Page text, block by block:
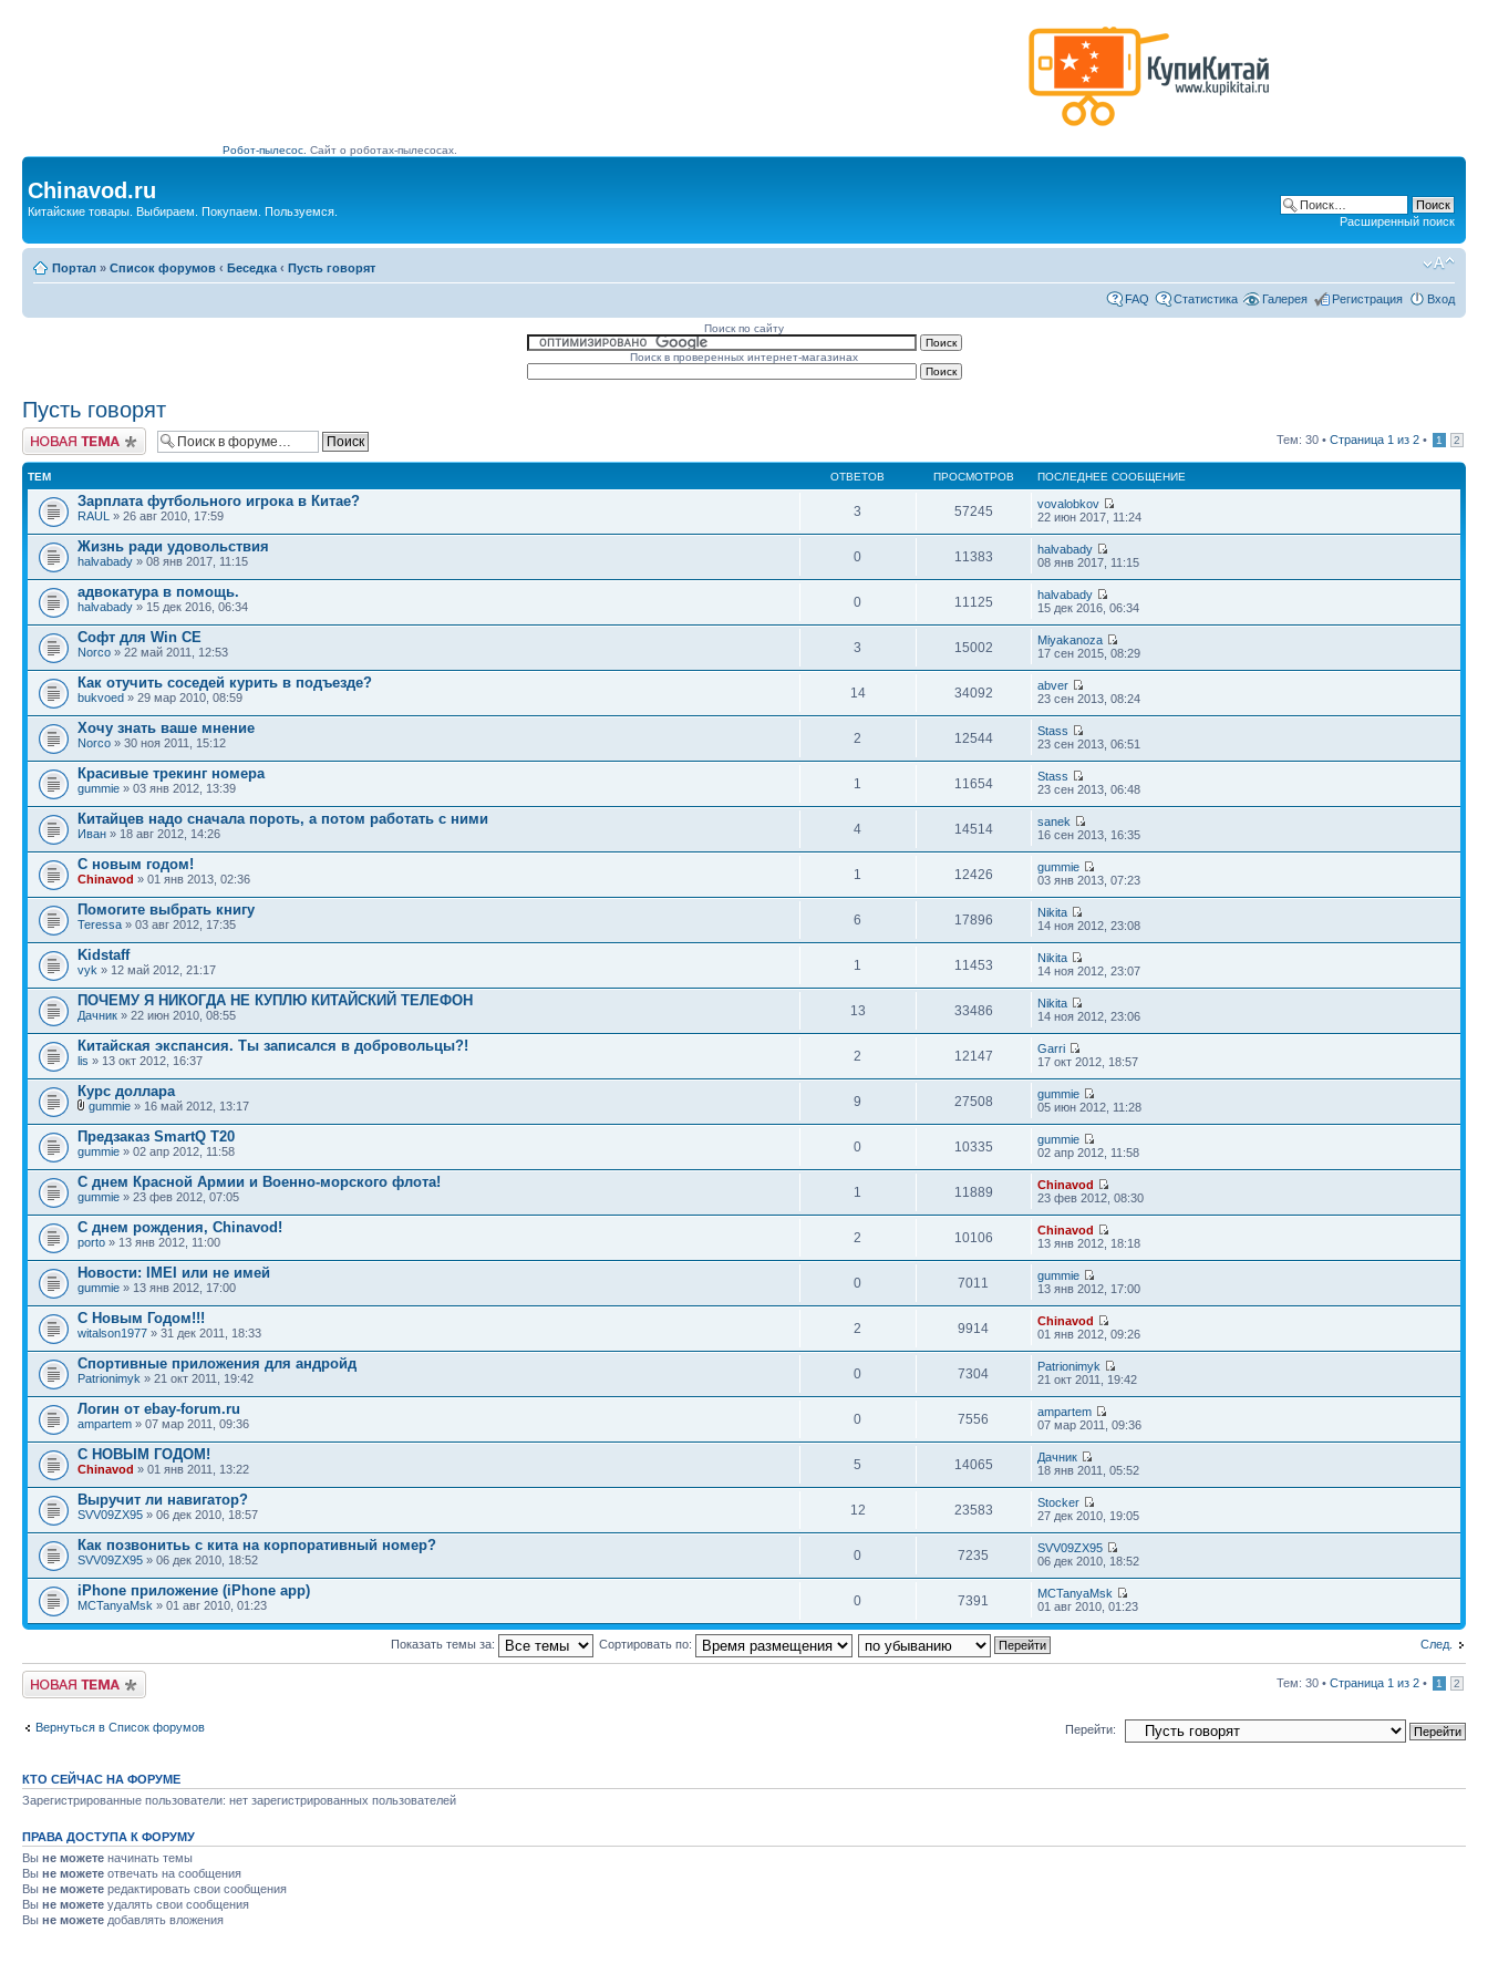
Робот-пылесос. Сайт о роботах-пылесосах.
Chinavod.ru
Китайские товары. Выбираем. Покупаем. Пользуемся.
Расширенный поиск
Портал » Список форумов ‹ Беседка ‹ Пусть говорят
FAQ Статистика Галерея Регистрация Вход
Поиск по сайту
Поиск в проверенных интернет-магазинах
Пусть говорят
Начать новую тему Тем: 30 • Страница 1 из 2 • 1 2
ТЕМ ОТВЕТОВ ПРОСМОТРОВ ПОСЛЕДНЕЕ СООБЩЕНИЕ
Зарплата футбольного игрока в Китае?
RAUL » 26 авг 2010, 17:59 3 57245
vovalobkov
22 июн 2017, 11:24
Жизнь ради удовольствия
halvabady » 08 янв 2017, 11:15 0 11383
halvabady
08 янв 2017, 11:15
адвокатура в помощь.
halvabady » 15 дек 2016, 06:34 0 11125
halvabady
15 дек 2016, 06:34
Софт для Win CE
Norco » 22 май 2011, 12:53 3 15002
Miyakanoza
17 сен 2015, 08:29
Как отучить соседей курить в подъезде?
bukvoed » 29 мар 2010, 08:59 14 34092
abver
23 сен 2013, 08:24
Хочу знать ваше мнение
Norco » 30 ноя 2011, 15:12 2 12544
Stass
23 сен 2013, 06:51
Красивые трекинг номера
gummie » 03 янв 2012, 13:39 1 11654
Stass
23 сен 2013, 06:48
Китайцев надо сначала пороть, а потом работать с ними
Иван » 18 авг 2012, 14:26 4 14514
sanek
16 сен 2013, 16:35
С новым годом!
Chinavod » 01 янв 2013, 02:36 1 12426
gummie
03 янв 2013, 07:23
Помогите выбрать книгу
Teressa » 03 авг 2012, 17:35 6 17896
Nikita
14 ноя 2012, 23:08
Kidstaff
vyk » 12 май 2012, 21:17 1 11453
Nikita
14 ноя 2012, 23:07
ПОЧЕМУ Я НИКОГДА НЕ КУПЛЮ КИТАЙСКИЙ ТЕЛЕФОН
Дачник » 22 июн 2010, 08:55 13 33486
Nikita
14 ноя 2012, 23:06
Китайская экспансия. Ты записался в добровольцы?!
lis » 13 окт 2012, 16:37 2 12147
Garri
17 окт 2012, 18:57
Курс доллара
gummie » 16 май 2012, 13:17 9 27508
gummie
05 июн 2012, 11:28
Предзаказ SmartQ T20
gummie » 02 апр 2012, 11:58 0 10335
gummie
02 апр 2012, 11:58
С днем Красной Армии и Военно-морского флота!
gummie » 23 фев 2012, 07:05 1 11889
Chinavod
23 фев 2012, 08:30
С днем рождения, Chinavod!
porto » 13 янв 2012, 11:00 2 10106
Chinavod
13 янв 2012, 18:18
Новости: IMEI или не имей
gummie » 13 янв 2012, 17:00 0 7011
gummie
13 янв 2012, 17:00
С Новым Годом!!!
witalson1977 » 31 дек 2011, 18:33 2 9914
Chinavod
01 янв 2012, 09:26
Спортивные приложения для андройд
Patrionimyk » 21 окт 2011, 19:42 0 7304
Patrionimyk
21 окт 2011, 19:42
Логин от ebay-forum.ru
ampartem » 07 мар 2011, 09:36 0 7556
ampartem
07 мар 2011, 09:36
С НОВЫМ ГОДОМ!
Chinavod » 01 янв 2011, 13:22 5 14065
Дачник
18 янв 2011, 05:52
Выручит ли навигатор?
SVV09ZX95 » 06 дек 2010, 18:57 12 23583
Stocker
27 дек 2010, 19:05
Как позвонитьь с кита на корпоративный номер?
SVV09ZX95 » 06 дек 2010, 18:52 0 7235
SVV09ZX95
06 дек 2010, 18:52
iPhone приложение (iPhone app)
MCTanyaMsk » 01 авг 2010, 01:23 0 7391
MCTanyaMsk
01 авг 2010, 01:23
След.
Показать темы за: Сортировать по:
Начать новую тему Тем: 30 • Страница 1 из 2 • 1 2
Вернуться в Список форумов Перейти:
КТО СЕЙЧАС НА ФОРУМЕ
Зарегистрированные пользователи: нет зарегистрированных пользователей
ПРАВА ДОСТУПА К ФОРУМУ
Вы не можете начинать темы
Вы не можете отвечать на сообщения
Вы не можете редактировать свои сообщения
Вы не можете удалять свои сообщения
Вы не можете добавлять вложения